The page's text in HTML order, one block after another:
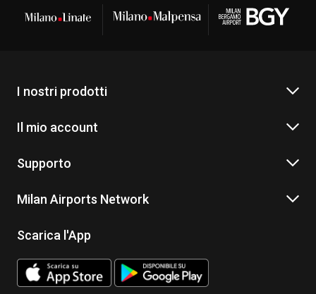
I nostri prodotti
Il mio account
Supporto
Milan Airports Network
Scarica l'App